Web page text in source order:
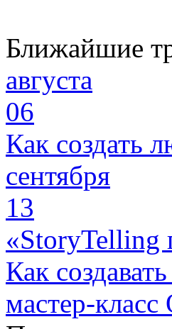
Ближайшие
августа
06
Как создать
сентября
13
«StoryTelling
Как
мастер-